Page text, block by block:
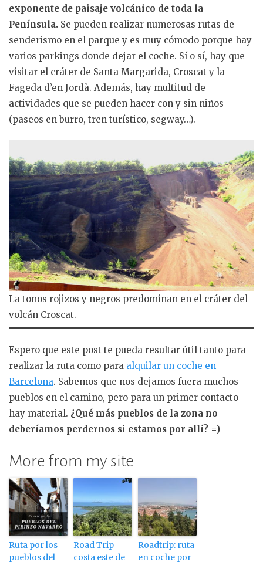
exponente de paisaje volcánico de toda la
Península. Se pueden realizar numerosas rutas de
senderismo en el parque y es muy cómodo porque hay
varios parkings donde dejar el coche. Sí o sí, hay que
visitar el cráter de Santa Margarida, Croscat y la
Fageda d’en Jordà. Además, hay multitud de
actividades que se pueden hacer con y sin niños
(paseos en burro, tren turístico, segway…).
La tonos rojizos y negros predominan en el cráter del
volcán Croscat.
Espero que este post te pueda resultar útil tanto para
realizar la ruta como para alquilar un coche en
Barcelona. Sabemos que nos dejamos fuera muchos
pueblos en el camino, pero para un primer contacto
hay material. ¿Qué más pueblos de la zona no
deberíamos perdernos si estamos por allí? =)
More from my site
Ruta por los
pueblos del
Road Trip
costa este de
Roadtrip: ruta
en coche por